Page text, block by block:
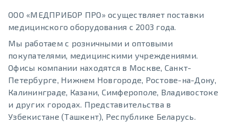
ООО «МЕДПРИБОР ПРО» осуществляет поставки
медицинского оборудования с 2003 года.
Мы работаем с розничными и оптовыми
покупателями, медицинскими учреждениями.
Офисы компании находятся в Москве, Санкт-
Петербурге, Нижнем Новгороде, Ростове-на-Дону,
Калининграде, Казани, Симферополе, Владивостоке
и других городах. Представительства в
Узбекистане (Ташкент), Республике Беларусь.